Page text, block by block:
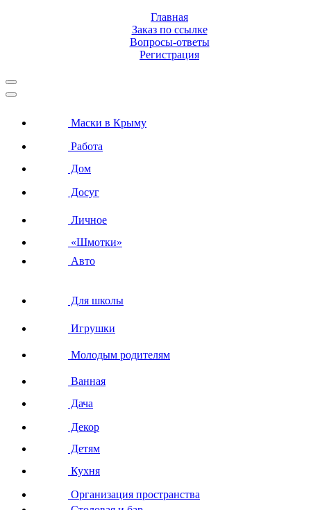
Главная
Заказ по ссылке
Вопросы-ответы
Регистрация
Маски в Крыму
Работа
Дом
Досуг
Личное
«Шмотки»
Авто
Для школы
Игрушки
Молодым родителям
Ванная
Дача
Декор
Детям
Кухня
Организация пространства